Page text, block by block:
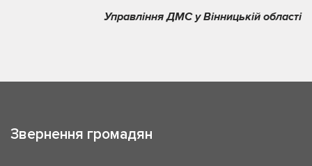
Управління ДМС у Вінницькій області
Звернення громадян